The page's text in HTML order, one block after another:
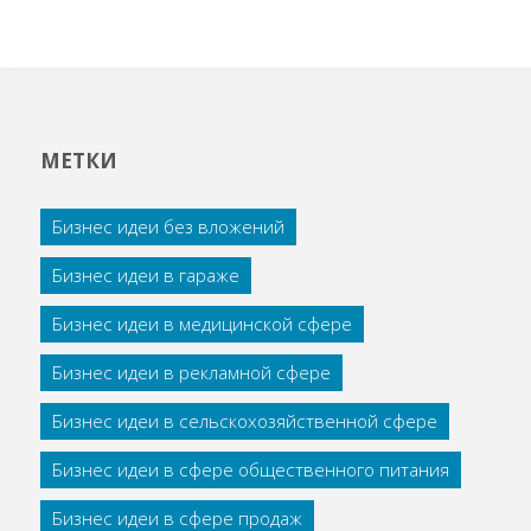
МЕТКИ
Бизнес идеи без вложений
Бизнес идеи в гараже
Бизнес идеи в медицинской сфере
Бизнес идеи в рекламной сфере
Бизнес идеи в сельскохозяйственной сфере
Бизнес идеи в сфере общественного питания
Бизнес идеи в сфере продаж